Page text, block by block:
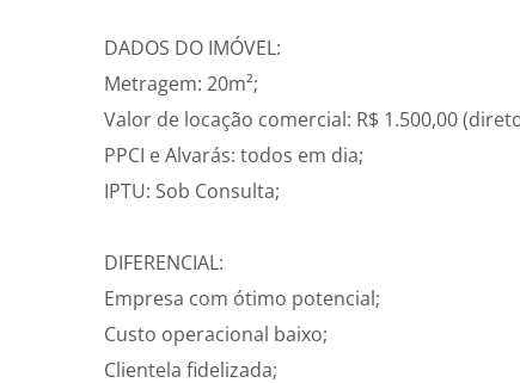
DADOS DO IMÓVEL:
Metragem: 20m²;
Valor de locação comercial: R$ 1.500,00
PPCI e Alvarás: todos em dia;
IPTU: Sob Consulta;
DIFERENCIAL:
Empresa com ótimo potencial;
Custo operacional baixo;
Clientela fidelizada;